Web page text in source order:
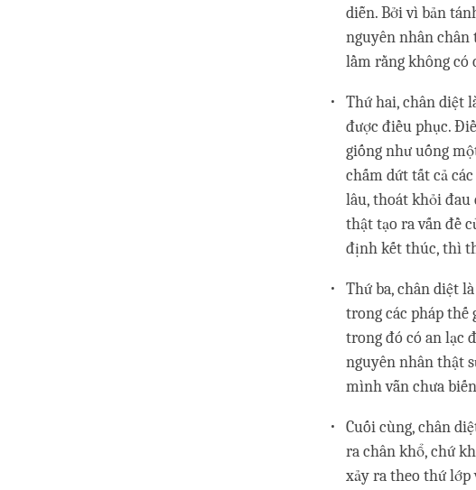
diễn. Bởi vì bản
nguyên nhân chân
lầm rằng không có
Thứ hai, chân diệt
được điều phục.
giống như uống
chấm dứt tất cả
lâu, thoát khỏi đau
thật tạo ra vấn đề
định kết thúc, thì
Thứ ba, chân diệt
trong các pháp thế
trong đó có an lạc
nguyên nhân thật
mình vẫn chưa
Cuối cùng, chân
ra chân khổ, chứ
xảy ra theo thứ lớp